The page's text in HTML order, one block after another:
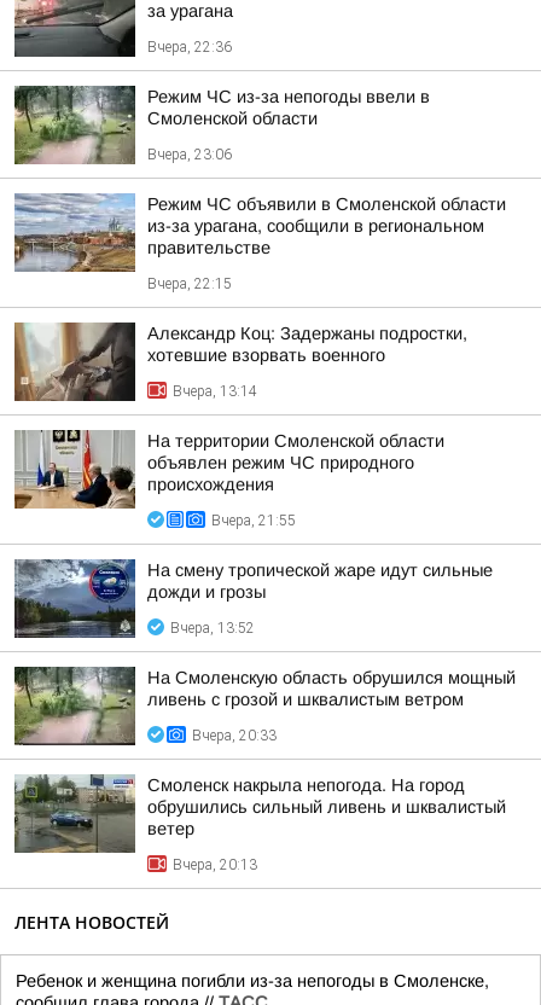
за урагана
Вчера, 22:36
Режим ЧС из-за непогоды ввели в
Смоленской области
Вчера, 23:06
Режим ЧС объявили в Смоленской области
из-за урагана, сообщили в региональном
правительстве
Вчера, 22:15
Александр Коц: Задержаны подростки,
хотевшие взорвать военного
Вчера, 13:14
На территории Смоленской области
объявлен режим ЧС природного
происхождения
Вчера, 21:55
На смену тропической жаре идут сильные
дожди и грозы
Вчера, 13:52
На Смоленскую область обрушился мощный
ливень с грозой и шквалистым ветром
Вчера, 20:33
Смоленск накрыла непогода. На город
обрушились сильный ливень и шквалистый
ветер
Вчера, 20:13
ЛЕНТА НОВОСТЕЙ
Ребенок и женщина погибли из-за непогоды в Смоленске,